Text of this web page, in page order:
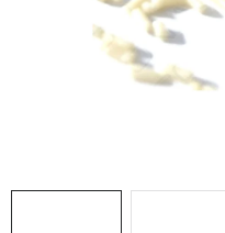
DÁRKOVÉ POUKAZY
TÉMATICKÉ PRODUKTY
NOVÉ ZBOŽÍ